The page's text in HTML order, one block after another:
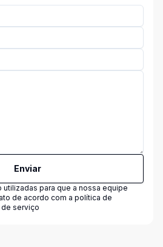
Enviar
para que a nossa equipe
de acordo com a política de
serviço